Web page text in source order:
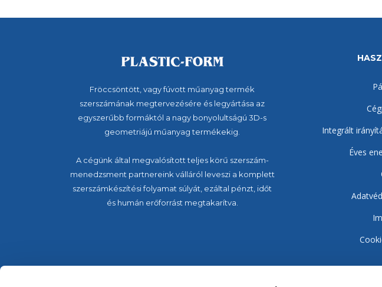
Fröccsöntött, vagy fúvott műanyag termék
szerszámának megtervezésére és legyártása az
egyszerűbb formáktól a nagy bonyolultságú 3D-s
geometriájú műanyag termékekig.
A cégünk által megvalósított teljes körű szerszám-
menedzsment partnereink válláról leveszi a komplett
szerszámkészítési folyamat súlyát, ezáltal pénzt, időt
és humán erőforrást megtakarítva.
Integrált
Éves